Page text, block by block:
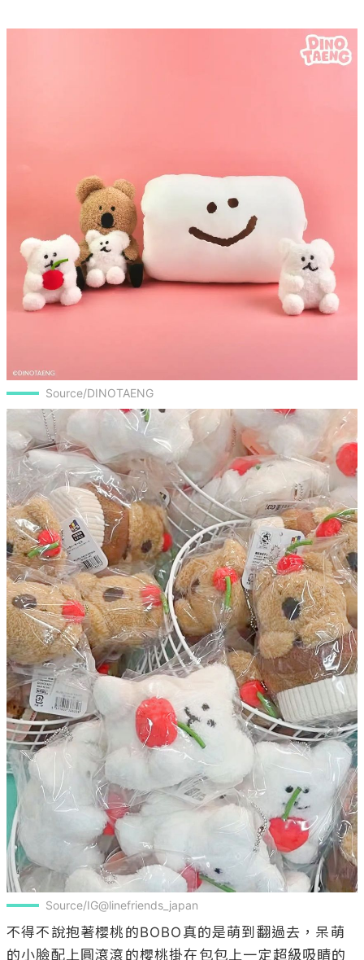
Source/DINOTAENG
Source/IG@linefriends_japan
不得不說抱著櫻桃的BOBO真的是萌到翻過去，呆萌
的小臉配上圓滾滾的櫻桃掛在包包上一定超級吸睛的